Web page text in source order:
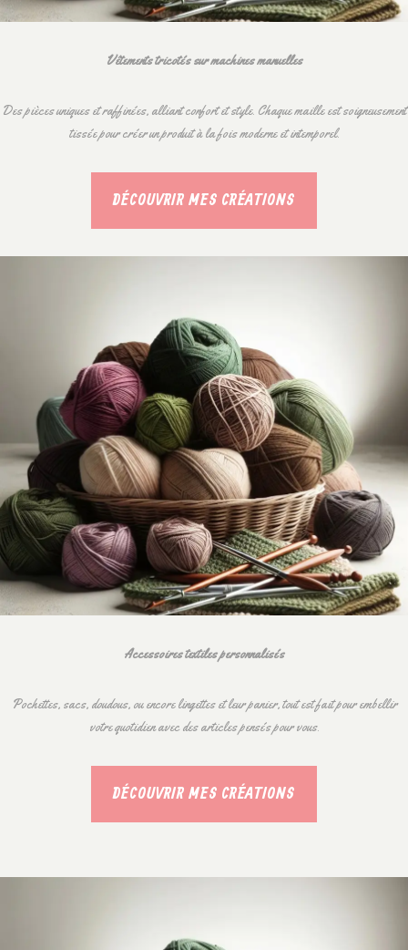
Vêtements tricotés sur machines manuelles
Des pièces uniques et raffinées, alliant confort et style. Chaque maille est soigneusement
tissée pour créer un produit à la fois moderne et intemporel.
DÉCOUVRIR MES CRÉATIONS
Accessoires textiles personnalisés
Pochettes, sacs, doudous, ou encore lingettes et leur panier, tout est fait pour embellir
votre quotidien avec des articles pensés pour vous.
DÉCOUVRIR MES CRÉATIONS